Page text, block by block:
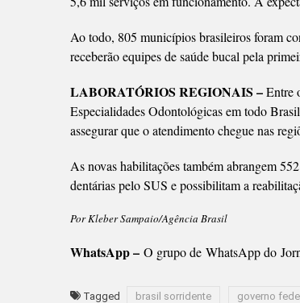
Ao todo, 805 municípios brasileiros foram
receberão equipes de saúde bucal pela
LABORATÓRIOS REGIONAIS –Entre
Especialidades Odontológicas em todo
assegurar que o atendimento chegue nas
As novas habilitações também abrangem
dentárias pelo SUS e possibilitam a
Por Kleber Sampaio/Agência Brasil
WhatsApp – O grupo de WhatsApp do
Tagged brasil sorridente governo